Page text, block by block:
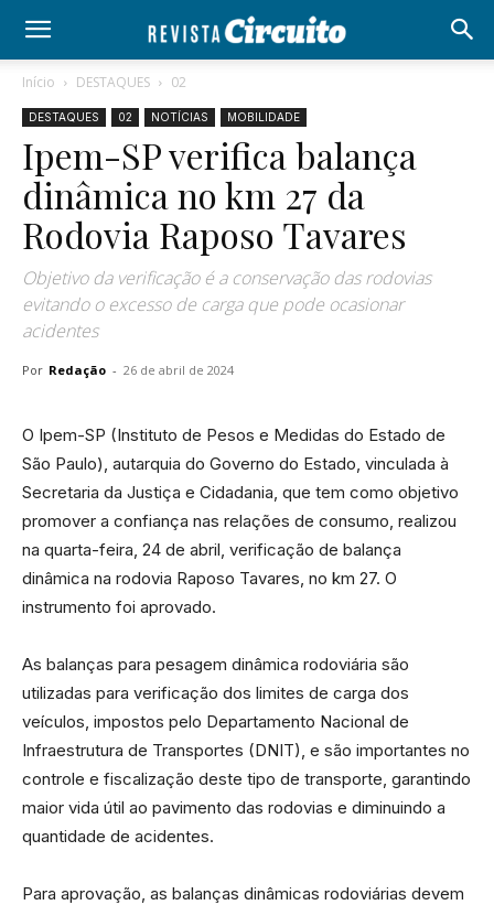
Início DESTAQUES 02
DESTAQUES 02 NOTÍCIAS MOBILIDADE
Ipem-SP verifica balança
dinâmica no km 27 da
Rodovia Raposo Tavares
Objetivo da verificação é a conservação das rodovias
evitando o excesso de carga que pode ocasionar
acidentes
Por Redação - 26 de abril de 2024
O Ipem-SP (Instituto de Pesos e Medidas do Estado de
São Paulo), autarquia do Governo do Estado, vinculada à
Secretaria da Justiça e Cidadania, que tem como objetivo
promover a confiança nas relações de consumo, realizou
na quarta-feira, 24 de abril, verificação de balança
dinâmica na rodovia Raposo Tavares, no km 27. O
instrumento foi aprovado.
As balanças para pesagem dinâmica rodoviária são
utilizadas para verificação dos limites de carga dos
veículos, impostos pelo Departamento Nacional de
Infraestrutura de Transportes (DNIT), e são importantes no
controle e fiscalização deste tipo de transporte, garantindo
maior vida útil ao pavimento das rodovias e diminuindo a
quantidade de acidentes.
Para aprovação, as balanças dinâmicas rodoviárias devem